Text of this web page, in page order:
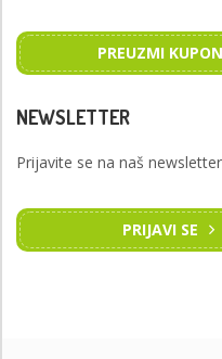
PREUZMI KUPON
NEWSLETTER
Prijavite se na naš
PRIJAVI SE